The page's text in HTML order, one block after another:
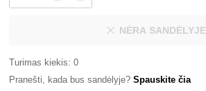
NĖRA SANDĖLYJE
Turimas kiekis: 0
Pranešti, kada bus sandėlyje? Spauskite čia